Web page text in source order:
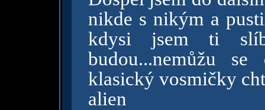
nikde s nikým a
kdysi jsem ti
budou...nemůžu
klasický vosmičky
alien